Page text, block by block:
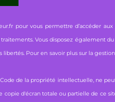
pour vous permettre d’accéder
Vous disposez également
Pour en savoir plus sur la gestion
de la propriété intellectuelle, ne
d'écran totale ou partielle de ce